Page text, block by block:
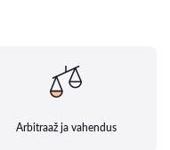
Arbitraaž ja vahendus